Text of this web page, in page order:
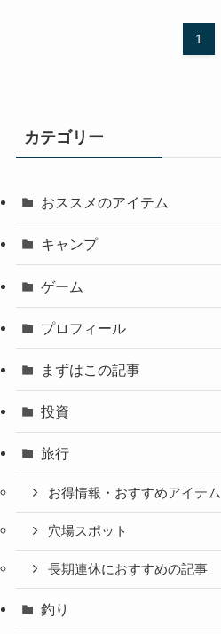
1
カテゴリー
おススメのアイテム
キャンプ
ゲーム
プロフィール
まずはこの記事
投資
旅行
お得情報・おすすめアイテム
穴場スポット
長期連休におすすめの記事
釣り